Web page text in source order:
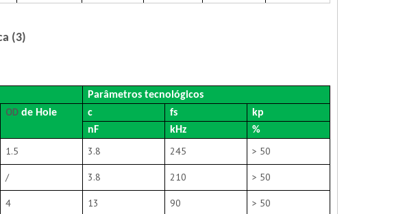
(3)
Parâmetros tecnológicos
ODde Hole c fs
kp
nF
kHz %
1.5 3.8 245 > 50
/ 3.8 210 > 50
4 13 90 > 50